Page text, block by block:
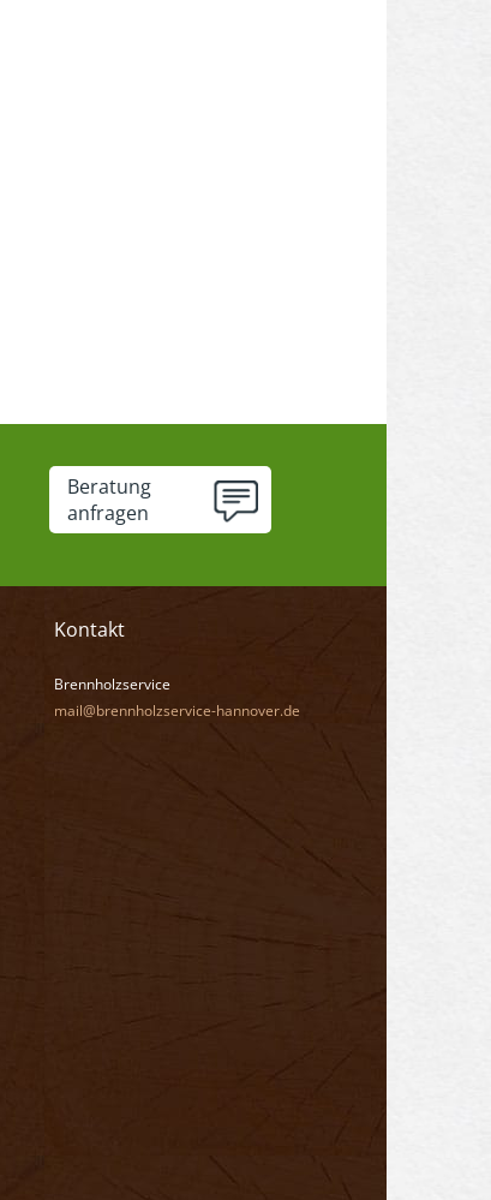
Beratung
anfragen
Kontakt
Brennholzservice
mail@brennholzservice-hannover.de